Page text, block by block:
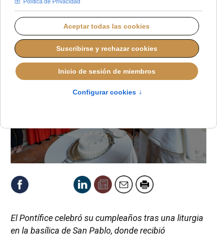
DOMINGO, 14 SEPTIEMBRE 2025 20:26
El Pontífice celebró su cumpleaños tras una liturgia
en la basílica de San Pablo, donde recibió